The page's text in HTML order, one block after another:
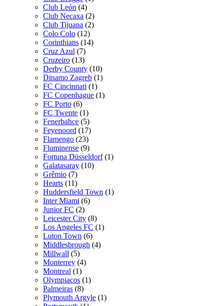
Club León (4)
Club Necaxa (2)
Club Tijuana (2)
Colo Colo (12)
Corinthians (14)
Cruz Azul (7)
Cruzeiro (13)
Derby County (10)
Dinamo Zagreb (1)
FC Cincinnati (1)
FC Copenhague (1)
FC Porto (6)
FC Twente (1)
Fenerbahce (5)
Feyenoord (17)
Flamengo (23)
Fluminense (9)
Fortuna Düsseldorf (1)
Galatasaray (10)
Grêmio (7)
Hearts (11)
Huddersfield Town (1)
Inter Miami (6)
Junior FC (2)
Leicester City (8)
Los Angeles FC (1)
Luton Town (6)
Middlesbrough (4)
Millwall (5)
Monterrey (4)
Montreal (1)
Olympiacos (1)
Palmeiras (8)
Plymouth Argyle (1)